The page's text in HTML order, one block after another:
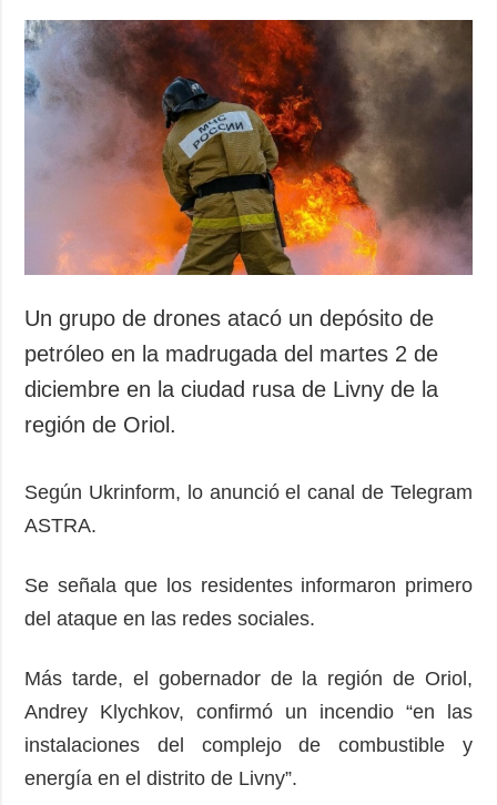
Un grupo de drones atacó un depósito de
petróleo en la madrugada del martes 2 de
diciembre en la ciudad rusa de Livny de la
región de Oriol.
Según Ukrinform, lo anunció el canal de Telegram
ASTRA.
Se señala que los residentes informaron primero
del ataque en las redes sociales.
Más tarde, el gobernador de la región de Oriol,
Andrey Klychkov, confirmó un incendio “en las
instalaciones del complejo de combustible y
energía en el distrito de Livny”.